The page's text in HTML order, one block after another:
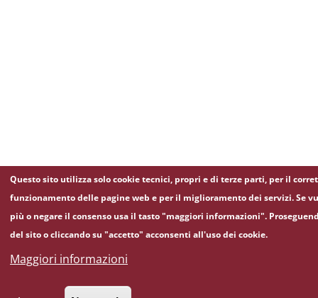
Questo sito utilizza solo cookie tecnici, propri e di terze parti, per il
funzionamento delle pagine web e per il miglioramento dei servizi. Se
più o negare il consenso usa il tasto "maggiori informazioni".
del sito o cliccando su "accetto" acconsenti all'uso dei cookie.
Maggiori informazioni